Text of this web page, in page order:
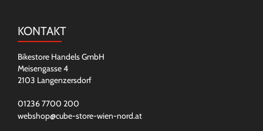
KONTAKT
Bikestore Handels GmbH
Meisengasse 4
2103 Langenzersdorf
01236 7700 200
webshop@cube-store-wien-nord.at